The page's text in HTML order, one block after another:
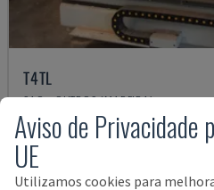
T4TL
SAC - OUTROS (MADEIRA)
ITÁLIA 2004
Aviso de Privacidade
UE
Utilizamos cookies para